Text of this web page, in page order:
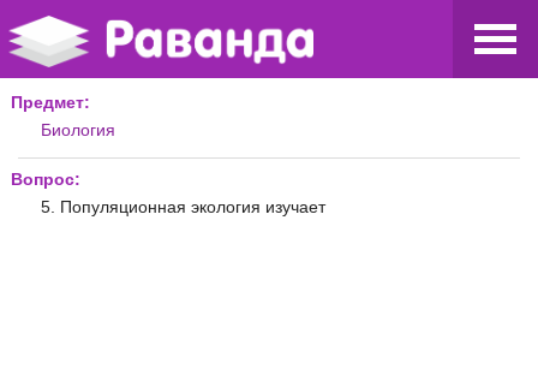
Предмет:
Биология
Вопрос:
5. Популяционная экология изучает